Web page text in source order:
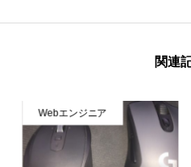
関連
Webエンジニア